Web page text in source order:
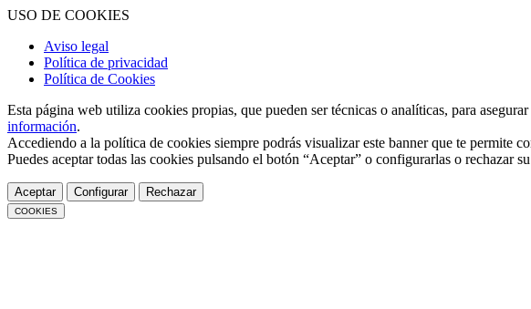
USO DE COOKIES
Aviso legal
Política de privacidad
Política de Cookies
Esta página web utiliza cookies propias, que pueden ser técnicas o analíticas, para
información.
Accediendo a la política de cookies siempre podrás visualizar este banner que te permite
Puedes aceptar todas las cookies pulsando el botón “Aceptar” o configurarlas o rechazar
Aceptar Configurar Rechazar
COOKIES